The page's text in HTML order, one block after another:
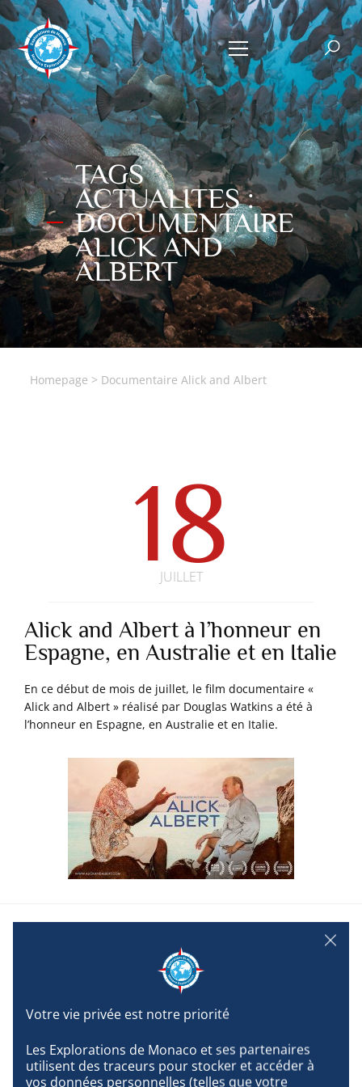
Les Explorations de Monaco et ses partenaires
utilisent des traceurs pour stocker et accéder à
vos données personnelles (telles que votre
TAGS
ACTUALITES :
DOCUMENTAIRE
ALICK AND
ALBERT
Homepage > Documentaire Alick and Albert
18
JUILLET
Alick and Albert à l’honneur en
Espagne, en Australie et en Italie
En ce début de mois de juillet, le film documentaire «
Alick and Albert » réalisé par Douglas Watkins a été à
l’honneur en Espagne, en Australie et en Italie.
18
OCTOBRE
Alick and Albert : le film en